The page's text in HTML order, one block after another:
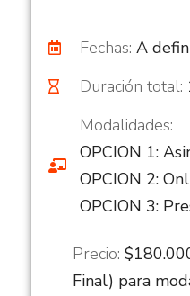
Fechas: A
Duración total:
Modalidades:
OPCION 1:
OPCION 2:
OPCION 3:
Precio:
Final) para